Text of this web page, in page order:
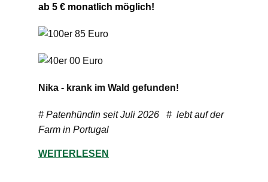
ab 5 € monatlich möglich!
Nika - krank im Wald gefunden!
# Patenhündin seit Juli 2026 # lebt auf der
Farm in Portugal
WEITERLESEN